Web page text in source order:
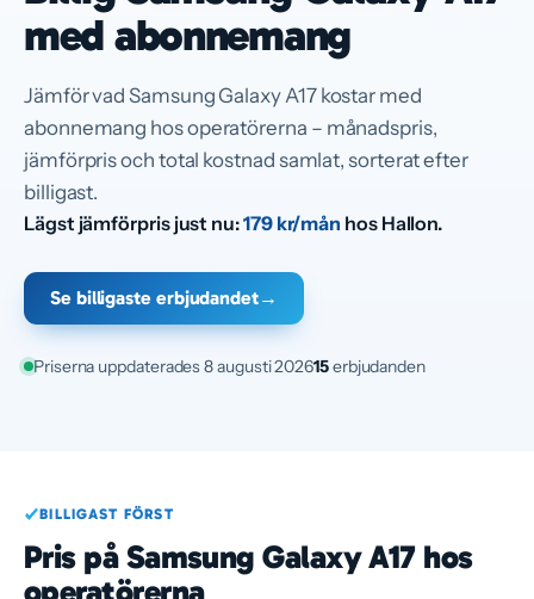
med abonnemang
Jämför vad Samsung Galaxy A17 kostar med
abonnemang hos operatörerna – månadspris,
jämförpris och total kostnad samlat, sorterat efter
billigast.
Lägst jämförpris just nu:179 kr/mån hos Hallon.
Se billigaste erbjudandet→
Priserna uppdaterades 8 augusti 202615erbjudanden
BILLIGAST FÖRST
Pris på Samsung Galaxy A17 hos